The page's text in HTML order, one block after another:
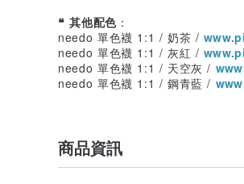
❝ 其他配色：
needo 單色襪 1:1 / 奶茶 /
needo 單色襪 1:1 / 灰紅 /
needo 單色襪 1:1 / 天空灰 /
needo 單色襪 1:1 / 鋼青藍 /
商品資訊